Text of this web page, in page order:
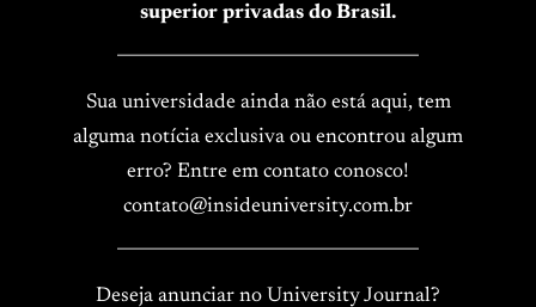
superior privadas do Brasil.
Sua universidade ainda não está aqui, tem
alguma notícia exclusiva ou encontrou algum
erro? Entre em contato conosco!
contato@insideuniversity.com.br
Deseja anunciar no University Journal?